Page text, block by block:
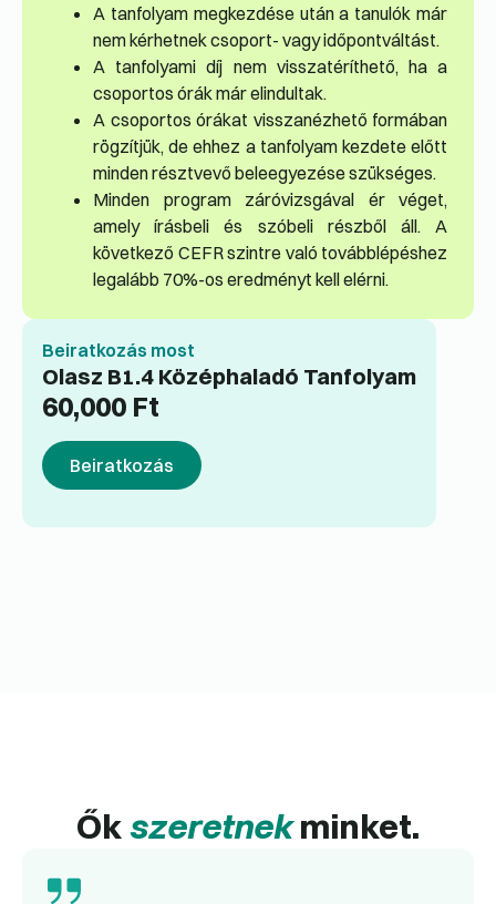
A tanfolyam megkezdése után a tanulók már
nem kérhetnek csoport- vagy időpontváltást.
A tanfolyami díj nem visszatéríthető, ha a
csoportos órák már elindultak.
A csoportos órákat visszanézhető formában
rögzítjük, de ehhez a tanfolyam kezdete előtt
minden résztvevő beleegyezése szükséges.
Minden program záróvizsgával ér véget,
amely írásbeli és szóbeli részből áll. A
következő CEFR szintre való továbblépéshez
legalább 70%-os eredményt kell elérni.
Beiratkozás most
Olasz B1.4 Középhaladó Tanfolyam
60,000 Ft
Beiratkozás
Őkszeretnekminket.